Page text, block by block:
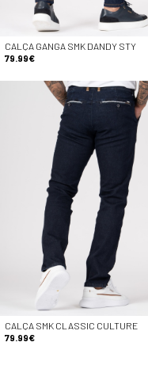
CALÇA GANGA SMK DANDY STY
79.99€
CALÇA SMK CLASSIC CULTURE
79.99€